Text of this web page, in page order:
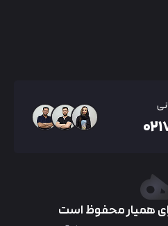
همیار محفوظ است